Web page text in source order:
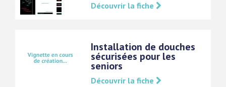
Découvrir la fiche
Installation de douches
sécurisées pour les
seniors
Découvrir la fiche